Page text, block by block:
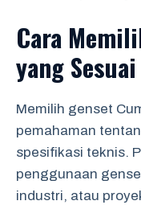
Cara
yang Sesuai
Memilih genset
pemahaman
spesifikasi teknis.
penggunaan
industri, atau